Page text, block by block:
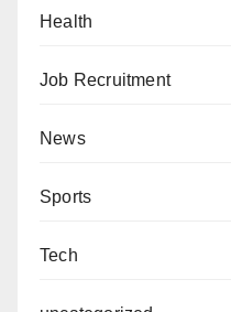
Health
Job Recruitment
News
Sports
Tech